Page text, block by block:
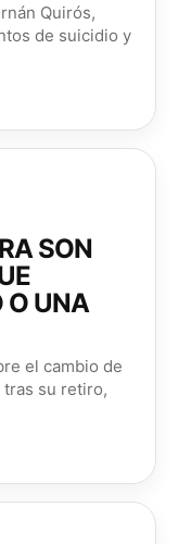
Quirós,
de suicidio y
SON
O UNA
el cambio de
su retiro,